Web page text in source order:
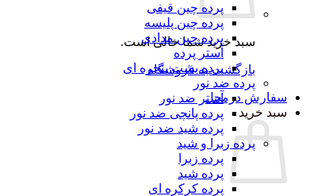
سبد خرید شما خالی است.
بازگشت به فروشگاه
سفارش درمحل
سبد خرید
پرده چین قیفی
پرده چین پلیسه
پرده چین مدادی
آستر پرده
پرده پشت پنجره ای
پرده ضد نور
آستر ضد نور
پرده پانچی ضد نور
پرده شید ضد نور
پرده زبرا و شید
پرده زبرا
پرده شید
پرده کرکره ای